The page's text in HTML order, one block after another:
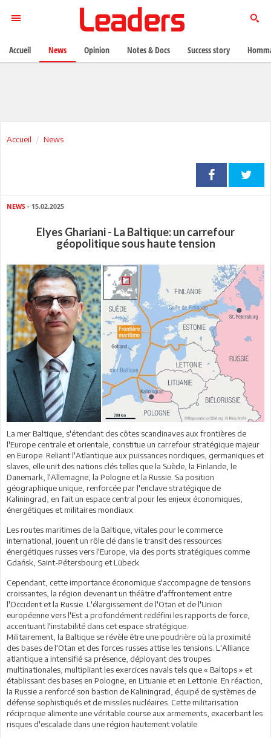
Accueil News
NEWS - 15.02.2025
Elyes Ghariani - La Baltique: un carrefour
géopolitique sous haute tension
La mer Baltique, s'étendant des côtes scandinaves aux frontières de
l'Europe centrale et orientale, constitue un carrefour stratégique majeur
en Europe. Reliant l'Atlantique aux puissances nordiques, germaniques et
slaves, elle unit des nations clés telles que la Suède, la Finlande, le
Danemark, l'Allemagne, la Pologne et la Russie. Sa position
géographique unique, renforcée par l'enclave stratégique de
Kaliningrad, en fait un espace central pour les enjeux économiques,
énergétiques et militaires mondiaux.
Les routes maritimes de la Baltique, vitales pour le commerce
international, jouent un rôle clé dans le transit des ressources
énergétiques russes vers l'Europe, via des ports stratégiques comme
Gdańsk, Saint-Pétersbourg et Lübeck.
Cependant, cette importance économique s'accompagne de tensions
croissantes, la région devenant un théâtre d'affrontement entre
l'Occident et la Russie. L'élargissement de l'Otan et de l'Union
européenne vers l'Est a profondément redéfini les rapports de force,
accentuant l'instabilité dans cet espace stratégique.
Militairement, la Baltique se révèle être une poudrière où la proximité
des bases de l'Otan et des forces russes attise les tensions. L'Alliance
atlantique a intensifié sa présence, déployant des troupes
multinationales, multipliant les exercices navals tels que « Baltops » et
établissant des bases en Pologne, en Lituanie et en Lettonie. En réaction,
la Russie a renforcé son bastion de Kaliningrad, équipé de systèmes de
défense sophistiqués et de missiles nucléaires. Cette militarisation
réciproque alimente une véritable course aux armements, exacerbant les
risques d'escalade dans une région hautement volatile.
Accueil News Opinion Notes & Docs Success story